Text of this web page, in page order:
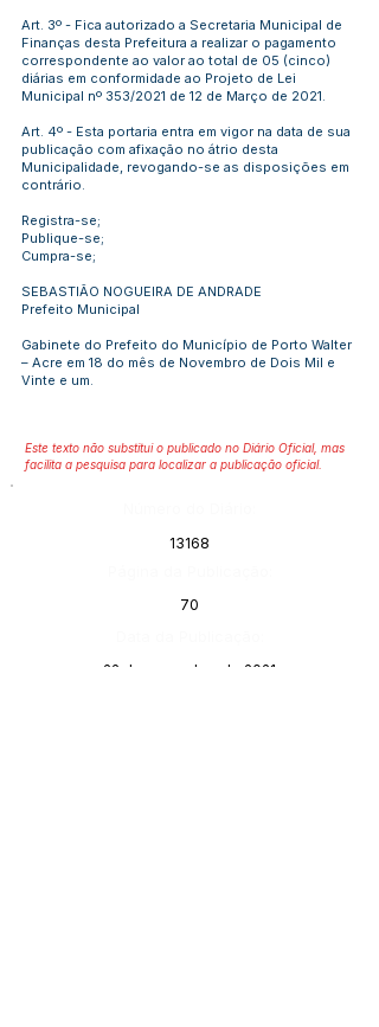
Art. 3º - Fica autorizado a Secretaria Municipal de
Finanças desta Prefeitura a realizar o pagamento
correspondente ao valor ao total de 05 (cinco)
diárias em conformidade ao Projeto de Lei
Municipal nº 353/2021 de 12 de Março de 2021.
Art. 4º - Esta portaria entra em vigor na data de sua
publicação com afixação no átrio desta
Municipalidade, revogando-se as disposições em
contrário.
Registra-se;
Publique-se;
Cumpra-se;
SEBASTIÃO NOGUEIRA DE ANDRADE
Prefeito Municipal
Gabinete do Prefeito do Município de Porto Walter
– Acre em 18 do mês de Novembro de Dois Mil e
Vinte e um.
Este texto não substitui o publicado no Diário Oficial, mas
facilita a pesquisa para localizar a publicação oficial.
13168
70
22 de novembro de 2021